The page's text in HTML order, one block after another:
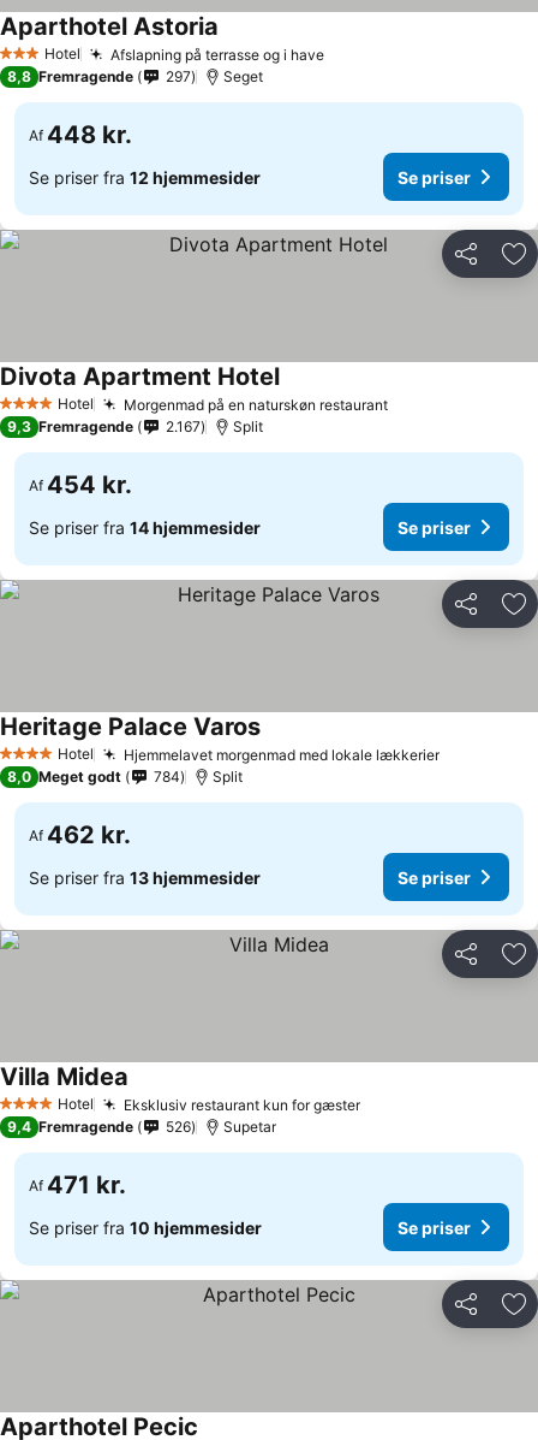
3 StjernerHotel Afslapning på terrasse og i have
Aparthotel Astoria
8,8 Fremragende 297 Seget
Af 448 kr.
Se priser fra 12 hjemmesider Se priser
Del
4 StjernerHotel Morgenmad på en naturskøn restaurant
Divota Apartment Hotel
9,3 Fremragende 2.167 Split
Af 454 kr.
Se priser fra 14 hjemmesider Se priser
Del
4 StjernerHotel Hjemmelavet morgenmad med lokale lækkerier
Heritage Palace Varos
8,0 Meget godt 784 Split
Af 462 kr.
Se priser fra 13 hjemmesider Se priser
Del
4 StjernerHotel Eksklusiv restaurant kun for gæster
Villa Midea
9,4 Fremragende 526 Supetar
Af 471 kr.
Se priser fra 10 hjemmesider Se priser
Del
Aparthotel Pecic